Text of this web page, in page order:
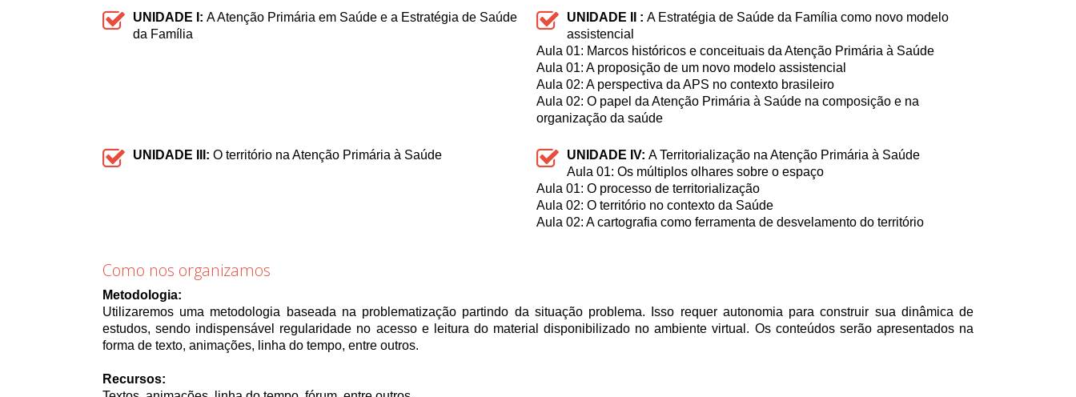
UNIDADE I: A Atenção Primária em Saúde e a Estratégia de Saúde
da Família
UNIDADE II :A Estratégia de Saúde da Família como novo modelo
assistencial
Aula 01: Marcos históricos e conceituais da Atenção Primária à Saúde
Aula 01: A proposição de um novo modelo assistencial
Aula 02: A perspectiva da APS no contexto brasileiro
Aula 02: O papel da Atenção Primária à Saúde na composição e na
organização da saúde
UNIDADE III: O território na Atenção Primária à Saúde UNIDADE IV:A Territorialização na Atenção Primária à Saúde
Aula 01: Os múltiplos olhares sobre o espaço
Aula 01: O processo de territorialização
Aula 02: O território no contexto da Saúde
Aula 02: A cartografia como ferramenta de desvelamento do território
Como nos organizamos
Metodologia:
Utilizaremos uma metodologia baseada na problematização partindo da situação problema. Isso requer autonomia para construir sua dinâmica de
estudos, sendo indispensável regularidade no acesso e leitura do material disponibilizado no ambiente virtual. Os conteúdos serão apresentados na
forma de texto, animações, linha do tempo, entre outros.
Recursos: